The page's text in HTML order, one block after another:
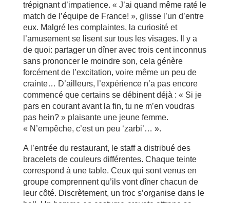
trépignant d’impatience. « J’ai quand même raté le
match de l’équipe de France! », glisse l’un d’entre
eux. Malgré les complaintes, la curiosité et
l’amusement se lisent sur tous les visages. Il y a
de quoi: partager un dîner avec trois cent inconnus
sans prononcer le moindre son, cela génère
forcément de l’excitation, voire même un peu de
crainte… D’ailleurs, l’expérience n’a pas encore
commencé que certains se débinent déjà : « Si je
pars en courant avant la fin, tu ne m’en voudras
pas hein? » plaisante une jeune femme.
« N’empêche, c’est un peu ‘zarbi’… ».
A l’entrée du restaurant, le staff a distribué des
bracelets de couleurs différentes. Chaque teinte
correspond à une table. Ceux qui sont venus en
groupe comprennent qu’ils vont dîner chacun de
leur côté. Discrètement, un troc s’organise dans le